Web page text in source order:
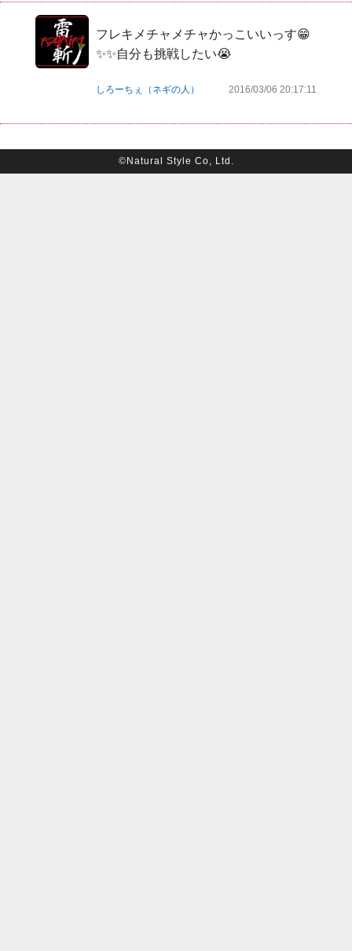
フレキメチャメチャかっこいいっす😁
✨✨自分も挑戦したい😭
しろーちぇ（ネギの人） 2016/03/06 20:17:11
©Natural Style Co, Ltd.